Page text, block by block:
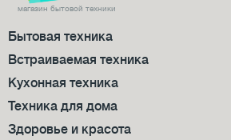
магазин бытовой техники
Бытовая техника
Встраиваемая техника
Кухонная техника
Техника для дома
Здоровье и красота